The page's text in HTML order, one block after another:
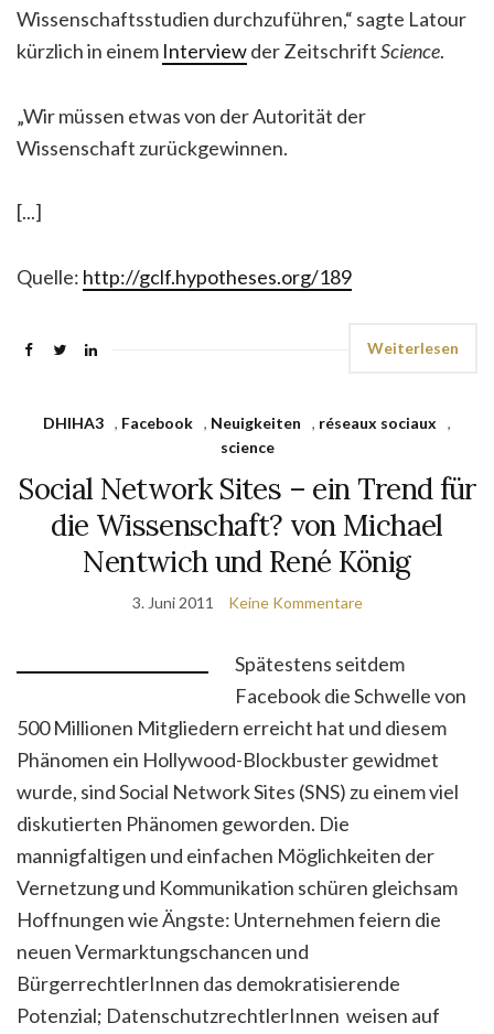
Wissenschaftsstudien durchzuführen,“ sagte Latour
kürzlich in einem Interviewder ZeitschriftScience.
„Wir müssen etwas von der Autorität der
Wissenschaft zurückgewinnen.
[...]
Quelle: http://gclf.hypotheses.org/189
Weiterlesen
DHIHA3 , Facebook , Neuigkeiten , réseaux sociaux
,
science
Social Network Sites – ein Trend für
die Wissenschaft? von Michael
Nentwich und René König
3. Juni 2011 Keine Kommentare
Spätestens seitdem
Facebook die Schwelle von
500 Millionen Mitgliedern erreicht hat und diesem
Phänomen ein Hollywood-Blockbuster gewidmet
wurde, sind Social Network Sites (SNS) zu einem viel
diskutierten Phänomen geworden. Die
mannigfaltigen und einfachen Möglichkeiten der
Vernetzung und Kommunikation schüren gleichsam
Hoffnungen wie Ängste: Unternehmen feiern die
neuen Vermarktungschancen und
BürgerrechtlerInnen das demokratisierende
Potenzial; DatenschutzrechtlerInnen weisen auf